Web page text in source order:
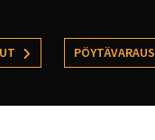
PÖYTÄVARAUS